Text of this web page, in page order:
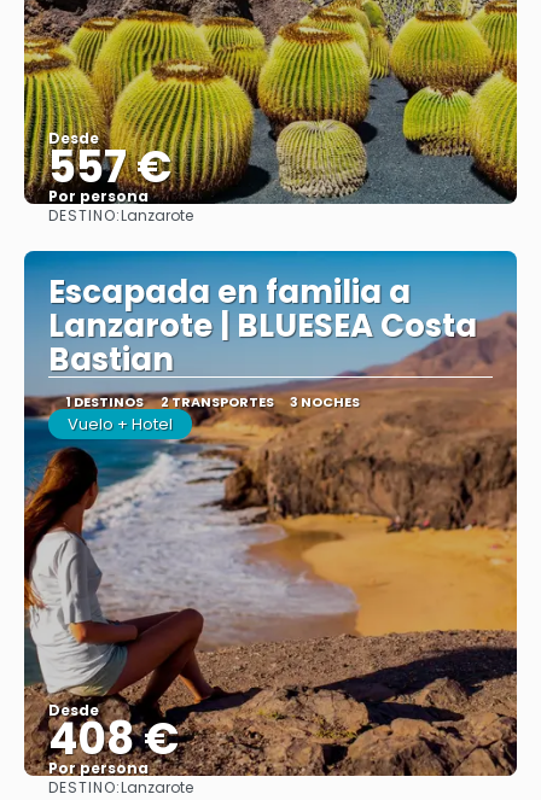
Desde
557 €
Por persona
DESTINO:Lanzarote
Escapada en familia a
Lanzarote | BLUESEA Costa
Bastian
1 DESTINOS 2 TRANSPORTES 3 NOCHES
Vuelo + Hotel
Desde
408 €
Por persona
DESTINO:Lanzarote